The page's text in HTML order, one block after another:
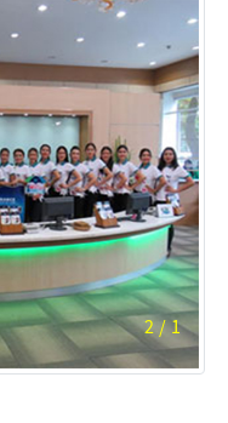
2/1